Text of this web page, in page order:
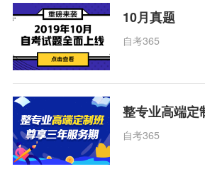
10月真题
自考365
整专业高端定
自考365